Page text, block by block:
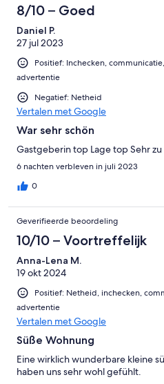
8/10 – Goed
Daniel P.
27 jul 2023
Positief: Inchecken,
advertentie
Negatief: Netheid
Vertalen met Google
War sehr schön
Gastgeberin top Lage top Sehr
6 nachten verbleven in juli 2023
0
Geverifieerde beoordeling
10/10 – Voortreffelijk
Anna-Lena M.
19 okt 2024
Positief: Netheid, inchecken,
advertentie
Vertalen met Google
Süße Wohnung
Eine wirklich wunderbare kleine
haben uns sehr wohl gefühlt.